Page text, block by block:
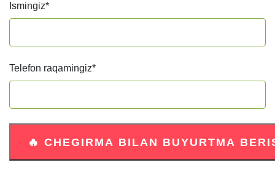
Ismingiz*
Telefon raqamingiz*